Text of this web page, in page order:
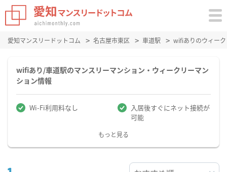
愛知マンスリードットコム 名古屋市東区 車道駅 wifiありのウィー
wifiあり/車道駅のマンスリーマンション・ウィークリーマン
ション情報
Wi-Fi利用料なし
入居後すぐにネット接続が
可能
もっと見る